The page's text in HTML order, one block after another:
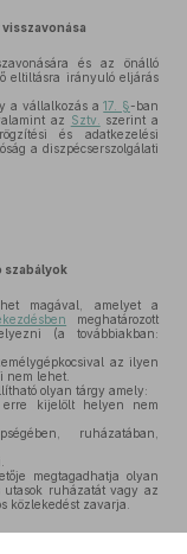
és az önálló
eltiltásra irányuló eljárás
a vállalkozás a17. §-ban
az Sztv.
szerint a
és adatkezelési
a diszpécserszolgálati
szabályok
magával, amelyet a
meghatározott
(a továbbiakban:
az ilyen
nem lehet.
olyan tárgy amely:
kijelölt helyen nem
ruházatában,
megtagadhatja olyan
utasok ruházatát vagy az
közlekedést zavarja.